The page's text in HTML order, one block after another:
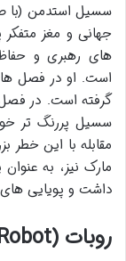
سسیل استدمن (با
جهانی و مغز
های رهبری و
است. او در فصل
گرفته است. در
سسیل پررنگ تر
مقابله با این خطر
مارک نیز، به
داشت و پویایی
روبات (Robot) / رودنی راتلج